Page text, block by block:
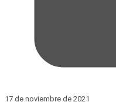
17 de noviembre de 2021